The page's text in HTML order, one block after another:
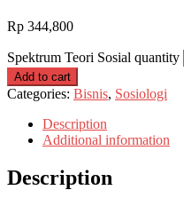
Rp 344,800
Spektrum Teori Sosial quantity
Add to cart
Categories: Bisnis, Sosiologi
Description
Additional information
Description